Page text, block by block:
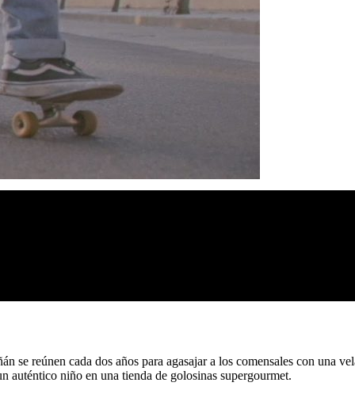
se reúnen cada dos años para agasajar a los comensales con una
niño en una tienda de golosinas supergourmet.